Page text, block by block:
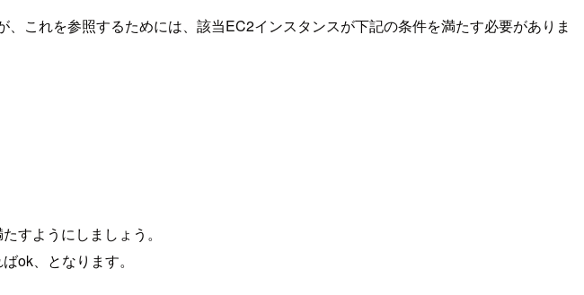
これを参照するためには、該当EC2インスタンスが下記の条件を満たす必要がありま
すようにしましょう。
ok、となります。